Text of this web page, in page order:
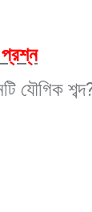
প্রশ্ন
যৌগিক শব্দ